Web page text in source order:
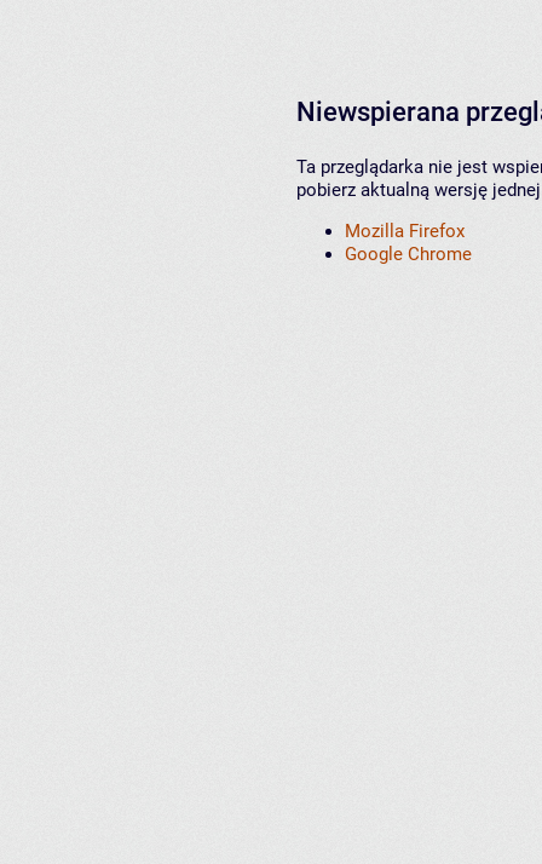
Niewspierana
Ta przeglądarka nie jest
pobierz aktualną wersję
Mozilla Firefox
Google Chrome